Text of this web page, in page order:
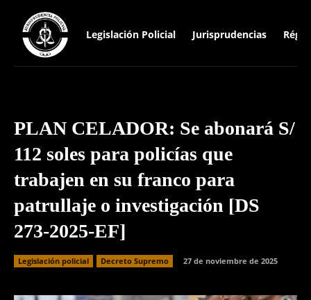
Legislación Policial Jurisprudencias
PLAN CELADOR: Se abonará S/
112 soles para policías que
trabajen en su franco para
patrullaje o investigación [DS
273-2025-EF]
Legislación policial Decreto Supremo 27 de noviembre de 2025